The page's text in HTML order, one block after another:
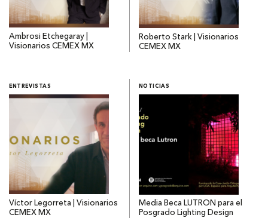
Ambrosi Etchegaray |
Visionarios CEMEX MX
Roberto Stark | Visionarios
CEMEX MX
ENTREVISTAS
Víctor Legorreta | Visionarios
CEMEX MX
NOTICIAS
Media Beca LUTRON para el
Posgrado Lighting Design